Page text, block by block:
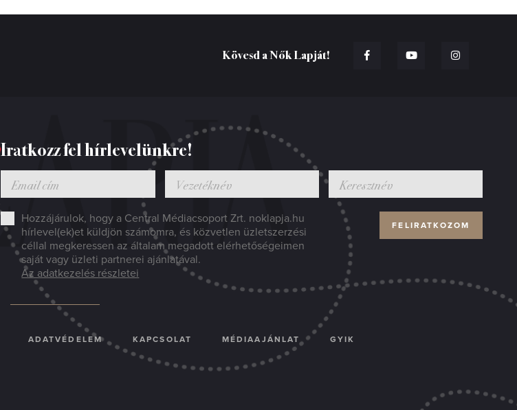
Kövesd a Nők Lapját!
Iratkozz fel hírlevelünkre!
Hozzájárulok, hogy a Central Médiacsoport Zrt. noklapja.hu
hírlevel(ek)et küldjön számomra, és közvetlen üzletszerzési
céllal megkeressen az általam megadott elérhetőségeimen
saját vagy üzleti partnerei ajánlatával.
Az adatkezelés részletei
ADATVÉDELEM KAPCSOLAT MÉDIAAJÁNLAT GYIK